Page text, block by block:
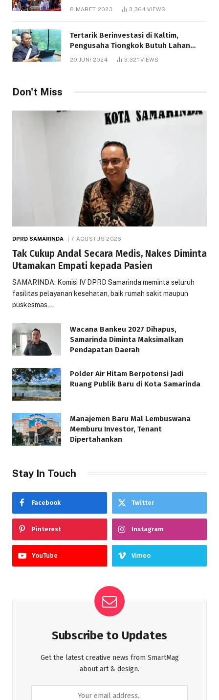
8 MARET 2023 3,364VIEWS
Tertarik Berinvestasi di Kaltim,
Pengusaha Tiongkok Butuh Lahan
1.000 Hektare
20 JUNI 2024 3,321VIEWS
Don't Miss
DPRD SAMARINDA 7 AGUSTUS 2026
Tak Cukup Andal Secara Medis, Nakes Diminta
Utamakan Empati kepada Pasien
SAMARINDA: Komisi IV DPRD Samarinda meminta seluruh
fasilitas pelayanan kesehatan, baik rumah sakit maupun
puskesmas,…
Wacana Bankeu 2027 Dihapus,
Samarinda Diminta Maksimalkan
Pendapatan Daerah
Polder Air Hitam Berpotensi Jadi
Ruang Publik Baru di Kota Samarinda
Manajemen Baru Mal Lembuswana
Memburu Investor, Tenant
Dipertahankan
Stay In Touch
Facebook Twitter
Pinterest Instagram
YouTube Vimeo
Subscribe to Updates
Get the latest creative news from SmartMag
about art & design.